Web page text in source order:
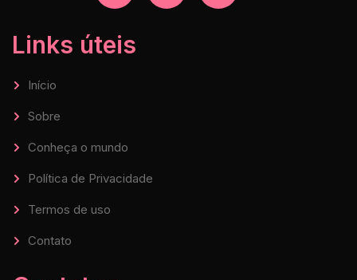
Links úteis
Início
Sobre
Conheça o mundo
Política de Privacidade
Termos de uso
Contato